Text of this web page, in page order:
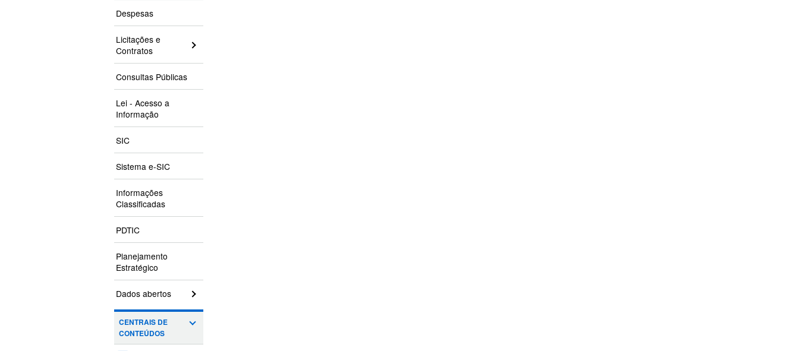
Despesas
Licitações e
Contratos
Consultas Públicas
Lei - Acesso a
Informação
SIC
Sistema e-SIC
Informações
Classificadas
PDTIC
Planejamento
Estratégico
Dados abertos
CENTRAIS DE
CONTEÚDOS